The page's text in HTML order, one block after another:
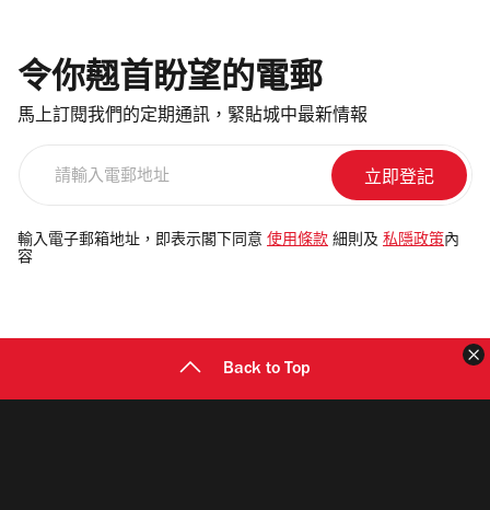
令你翹首盼望的電郵
馬上訂閱我們的定期通訊，緊貼城中最新情報
電
郵
輸入電子郵箱地址，即表示閣下同意 使用條款 細則及 私隱政策 內
容
Back to Top